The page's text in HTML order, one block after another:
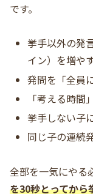
です。
挙手以外の発
イン）を増や
発問を「全員
「考える時間
挙手しない子
同じ子の連続
全部を一気にやる
を30秒とってから